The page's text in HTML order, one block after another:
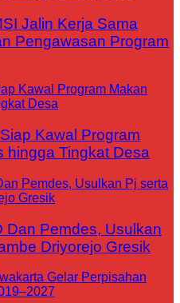
Jalin Kerja Sama
Pengawasan Program
Kawal Program
hingga Tingkat Desa
Dan Pemdes, Usulkan
Driyorejo Gresik